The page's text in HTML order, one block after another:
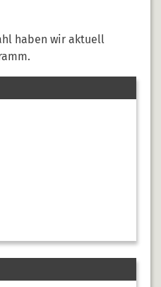
haben wir aktuell